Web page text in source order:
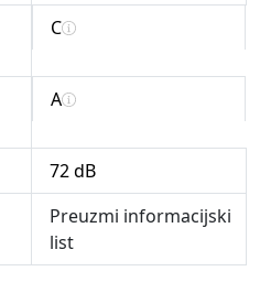
C
A
72 dB
Preuzmi informacijski
list